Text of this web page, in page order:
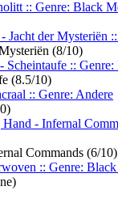
(8/10)
(8.5/10)
Commands (6/10)